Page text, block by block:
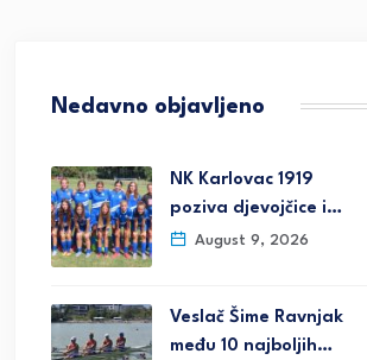
Nedavno objavljeno
NK Karlovac 1919
poziva djevojčice i…
August 9, 2026
Veslač Šime Ravnjak
među 10 najboljih…